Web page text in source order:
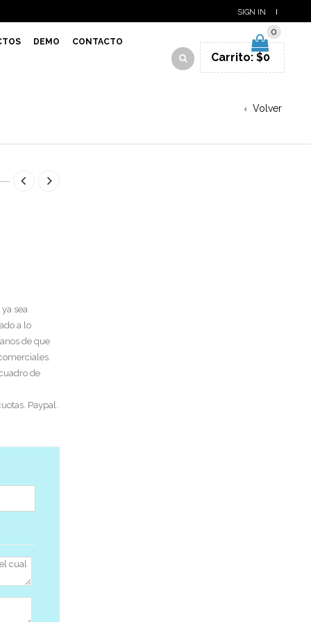
SIGN IN
DEMO CONTACTO
0
Carrito: $0
Volver
sea
a lo
de que
de
Paypal.